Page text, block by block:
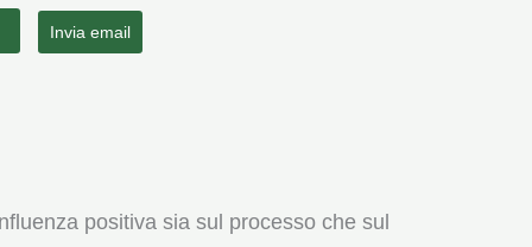
Invia email
positiva sia sul processo che sul